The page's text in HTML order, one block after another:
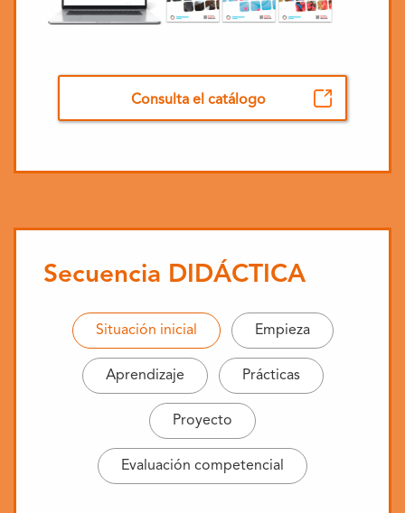
Consulta el catálogo
Secuencia DIDÁCTICA
Situación inicial Empieza
Aprendizaje Prácticas
Proyecto
Evaluación competencial